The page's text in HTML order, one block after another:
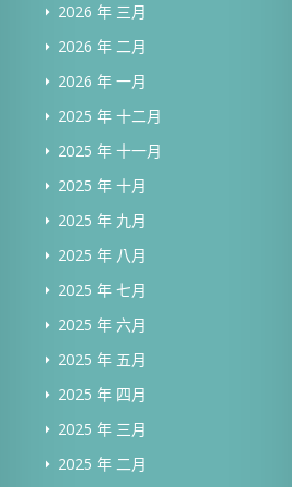
2026 年 三月
2026 年 二月
2026 年 一月
2025 年 十二月
2025 年 十一月
2025 年 十月
2025 年 九月
2025 年 八月
2025 年 七月
2025 年 六月
2025 年 五月
2025 年 四月
2025 年 三月
2025 年 二月